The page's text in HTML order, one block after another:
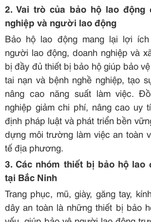
2. Vai trò của bảo hộ lao động
nghiệp và người lao động
Bảo hộ lao động mang lại lợi
người lao động, doanh nghiệp và
bị đầy đủ thiết bị bảo hộ giúp bảo
tai nạn và bệnh nghề nghiệp, tạo
nâng cao năng suất làm việc.
nghiệp giảm chi phí, nâng cao uy
định pháp luật và phát triển bền
dựng môi trường làm việc an toàn
tế địa phương.
3. Các nhóm thiết bị bảo hộ lao
tại Bắc Ninh
Trang phục, mũ, giày, găng tay,
dây an toàn là những thiết bị bảo